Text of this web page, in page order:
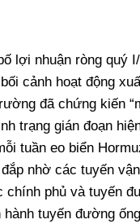
lợi nhuận ròng quý
cảnh hoạt động
đã chứng kiến
trạng gián đoạn
tuần eo biển
nhờ các tuyến
phủ và tuyến
tuyến đường